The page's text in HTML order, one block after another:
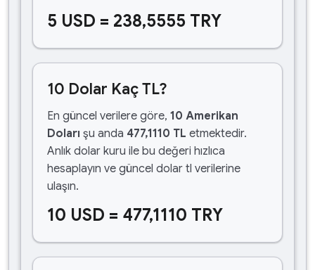
5 USD = 238,5555 TRY
10 Dolar Kaç TL?
En güncel verilere göre, 10 Amerikan
Doları şu anda 477,1110 TL etmektedir.
Anlık dolar kuru ile bu değeri hızlıca
hesaplayın ve güncel dolar tl verilerine
ulaşın.
10 USD = 477,1110 TRY